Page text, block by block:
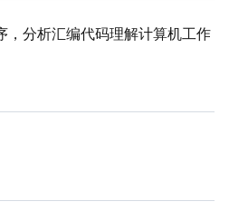
，分析汇编代码理解计算机工作